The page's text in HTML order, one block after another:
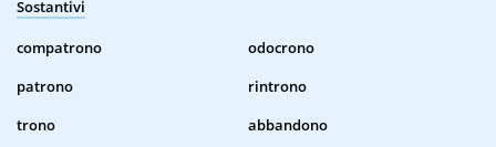
Sostantivi
compatrono
odocrono
patrono
rintrono
trono
abbandono